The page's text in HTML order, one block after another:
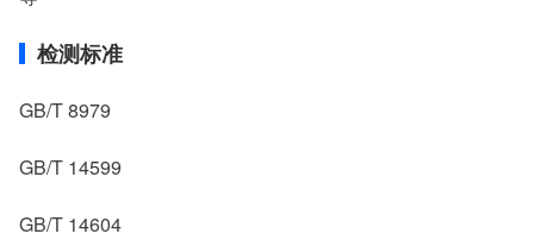
检测标准
GB/T 8979
GB/T 14599
GB/T 14604